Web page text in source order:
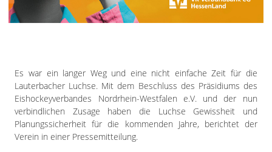
Impressum
Es war ein langer Weg und eine nicht einfache Zeit für die
Lauterbacher Luchse. Mit dem Beschluss des Präsidiums des
Eishockeyverbandes Nordrhein-Westfalen e.V. und der nun
verbindlichen Zusage haben die Luchse Gewissheit und
Planungssicherheit für die kommenden Jahre, berichtet der
Verein in einer Pressemitteilung.